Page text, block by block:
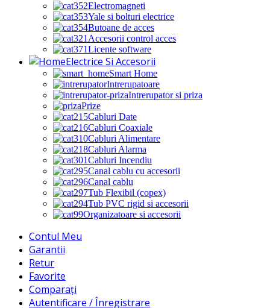
Electromagneti
Yale si bolturi electrice
Butoane de acces
Accesorii control acces
Licente software
Electrice Si Accesorii
Smart Home
Intrerupatoare
Intrerupator si priza
Prize
Cabluri Date
Cabluri Coaxiale
Cabluri Alimentare
Cabluri Alarma
Cabluri Incendiu
Canal cablu cu accesorii
Canal cablu
Tub Flexibil (copex)
Tub PVC rigid si accesorii
Organizatoare si accesorii
Contul Meu
Garantii
Retur
Favorite
Comparați
Autentificare / Înregistrare